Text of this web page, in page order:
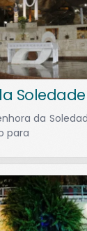
Soledade
da
para